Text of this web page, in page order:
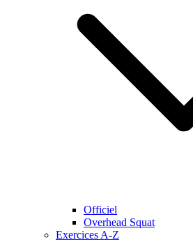
Officiel
Overhead Squat
Exercices A-Z